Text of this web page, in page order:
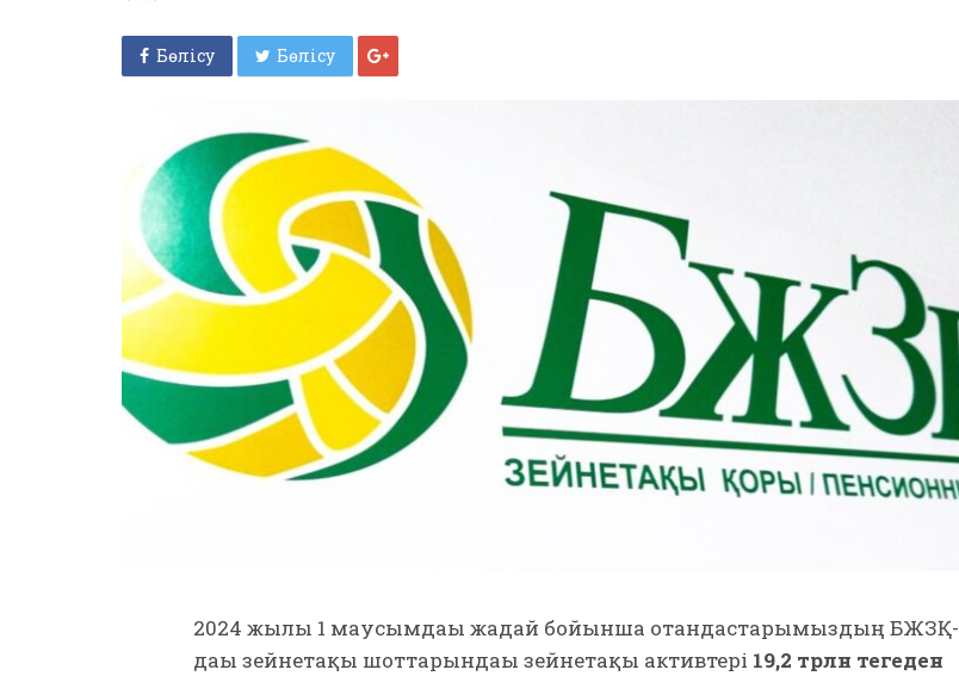
Бөлісу Бөлісу
2024 жылғы 1 маусымдағы жағдай бойынша отандастарымыздың БЖЗҚ-
дағы зейнетақы шоттарындағы зейнетақы активтері 19,2 трлн теңгеден